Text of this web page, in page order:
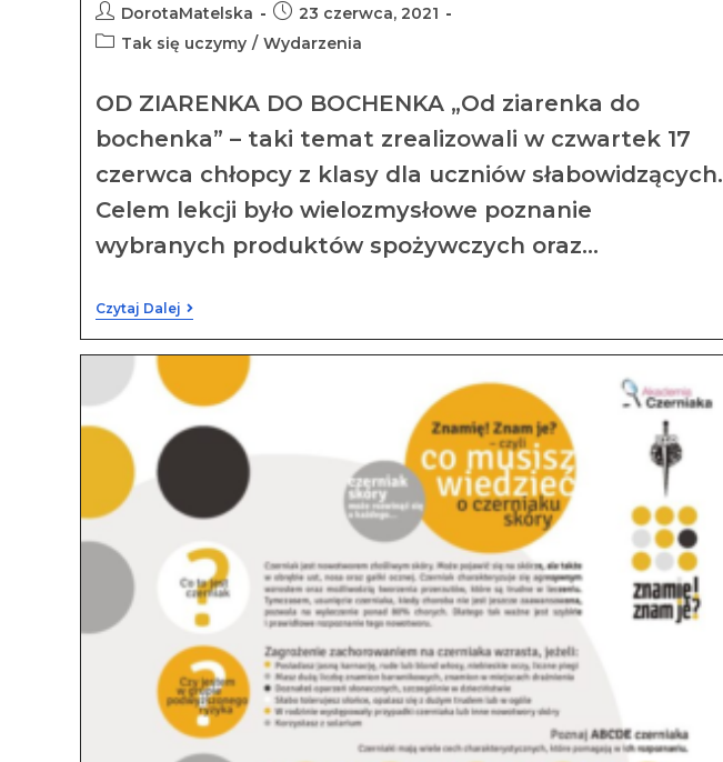
DorotaMatelska
23 czerwca, 2021
Tak się uczymy / Wydarzenia
OD ZIARENKA DO BOCHENKA „Od ziarenka do
bochenka” – taki temat zrealizowali w czwartek 17
czerwca chłopcy z klasy dla uczniów słabowidzących.
Celem lekcji było wielozmysłowe poznanie
wybranych produktów spożywczych oraz…
Czytaj Dalej